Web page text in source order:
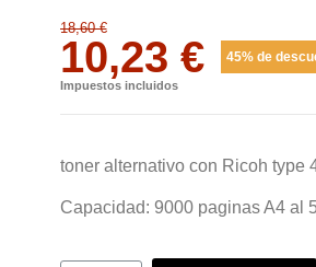
18,60 €
10,23 € 45% de
Impuestos incluidos
toner alternativo con Ricoh type
Capacidad: 9000 paginas A4 al